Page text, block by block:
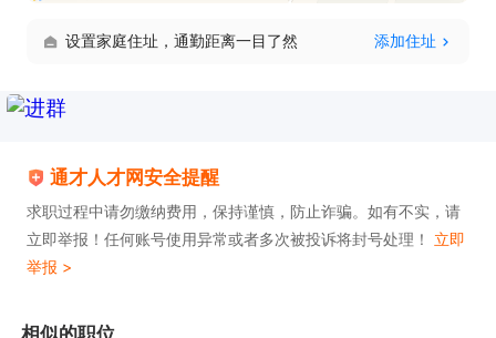
设置家庭住址，通勤距离一目了然 添加住址
通才人才网安全提醒
求职过程中请勿缴纳费用，保持谨慎，防止诈骗。如有不实，请
立即举报！任何账号使用异常或者多次被投诉将封号处理！ 立即
举报 >
相似的职位